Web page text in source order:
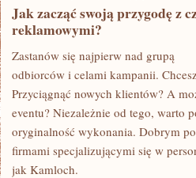
Jak zacząć swoją przygodę z
reklamowymi?
Zastanów się najpierw nad grupą
odbiorców i celami kampanii.
Przyciągnąć nowych klientów? A
eventu? Niezależnie od tego, warto
oryginalność wykonania. Dobrym
firmami specjalizującymi się w
jak Kamloch.